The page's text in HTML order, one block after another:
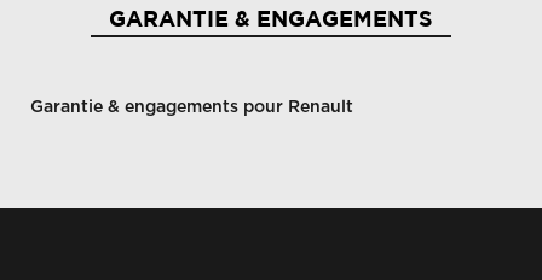
GARANTIE & ENGAGEMENTS
Garantie & engagements pour Renault